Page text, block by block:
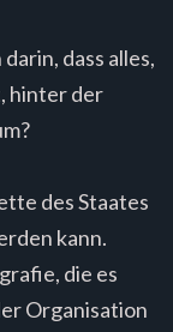
dass alles,
hinter der
des Staates
kann.
die es
Organisation